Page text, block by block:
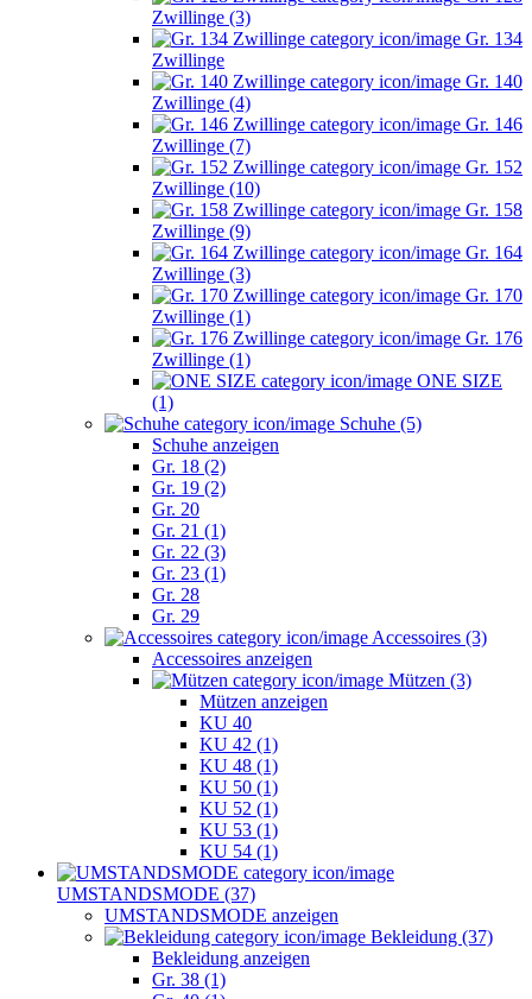
Zwillinge (3)
Gr. 134
Zwillinge
Gr. 140
Zwillinge (4)
Gr. 146
Zwillinge (7)
Gr. 152
Zwillinge (10)
Gr. 158
Zwillinge (9)
Gr. 164
Zwillinge (3)
Gr. 170
Zwillinge (1)
Gr. 176
Zwillinge (1)
ONE SIZE
(1)
Schuhe (5)
Schuhe anzeigen
Gr. 18 (2)
Gr. 19 (2)
Gr. 20
Gr. 21 (1)
Gr. 22 (3)
Gr. 23 (1)
Gr. 28
Gr. 29
Accessoires (3)
Accessoires anzeigen
Mützen (3)
Mützen anzeigen
KU 40
KU 42 (1)
KU 48 (1)
KU 50 (1)
KU 52 (1)
KU 53 (1)
KU 54 (1)
UMSTANDSMODE (37)
UMSTANDSMODE anzeigen
Bekleidung (37)
Bekleidung anzeigen
Gr. 38 (1)